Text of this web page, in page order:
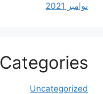
نوامبر 2021
Categories
Uncategorized